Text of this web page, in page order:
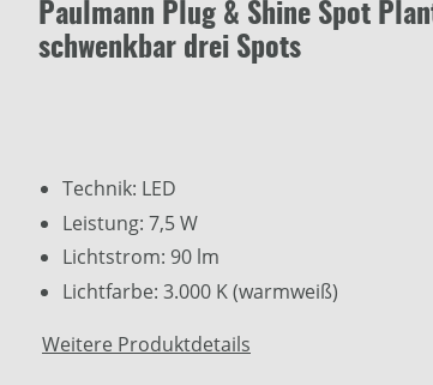
Paulmann Plug & Shine Spot
schwenkbar drei Spots
Technik: LED
Leistung: 7,5 W
Lichtstrom: 90 lm
Lichtfarbe: 3.000 K (warmweiß)
Weitere Produktdetails